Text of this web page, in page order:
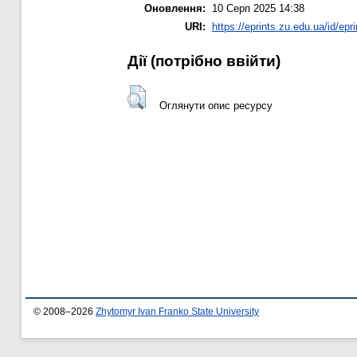
Оновлення:
10 Серп 2025 14:38
URI:
https://eprints.zu.edu.ua/id/
Дії ​​(потрібно ввійти)
Оглянути опис ресурсу
© 2008–2026 Zhytomyr Ivan Franko State University